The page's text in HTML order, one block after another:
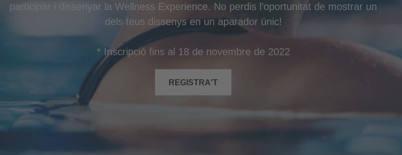
participar i dissenyar la Wellness Experience. No perdis l’oportunitat de mostrar un
dels teus dissenys en un aparador únic!
* Inscripció fins al 18 de novembre de 2022
REGISTRA'T